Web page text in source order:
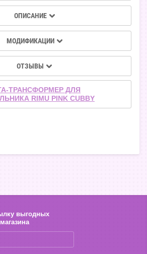
ОПИСАНИЕ
МОДИФИКАЦИИ
ОТЗЫВЫ
ТРАНСФОРМЕР ДЛЯ
RIMU PINK CUBBY
выгодных